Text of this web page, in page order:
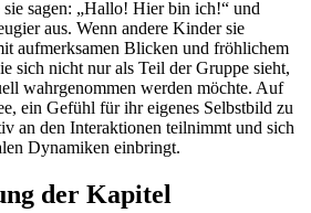
sagen: „Hallo! Hier bin ich!“ und
aus. Wenn andere Kinder sie
aufmerksamen Blicken und fröhlichem
sich nicht nur als Teil der Gruppe sieht,
wahrgenommen werden möchte. Auf
ein Gefühl für ihr eigenes Selbstbild zu
an den Interaktionen teilnimmt und sich
Dynamiken einbringt.
der Kapitel